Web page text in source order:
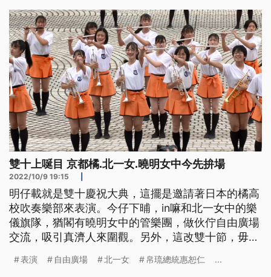
雙十上唌目 京都橘.北一女.曉明女中今先拚場
2022/10/9 19:15
明仔載就是雙十慶祝大典，這擺是邀請著日本的橘高
校吹奏樂部來表演。今仔下晡，in嘛和北一女中的樂
儀旗隊，猶閣有曉明女中的管樂團，做伙佇自由廣場
交流，吸引真濟人來圍觀。另外，這改雙十節，毋但
院、科委會的主席-江笙，嘛欲來參加咱雙十慶祝大
表演 自由廣場 北一女 帛琉總統惠恕仁 ...